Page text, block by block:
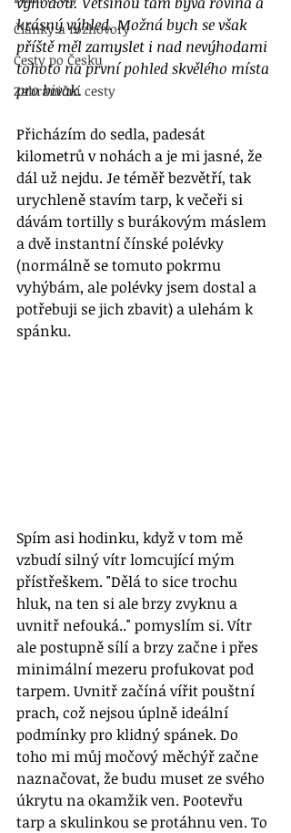
Články a rozhovory
Cesty po Česku
Zahraniční cesty
krásný výhled. Možná bych se však
příště měl zamyslet i nad nevýhodami
tohoto na první pohled skvělého místa
pro bivak.
Přicházím do sedla, padesát
kilometrů v nohách a je mi jasné, že
dál už nejdu. Je téměř bezvětří, tak
urychleně stavím tarp, k večeři si
dávám tortilly s burákovým máslem
a dvě instantní čínské polévky
(normálně se tomuto pokrmu
vyhýbám, ale polévky jsem dostal a
potřebuji se jich zbavit) a ulehám k
spánku.
Spím asi hodinku, když v tom mě
vzbudí silný vítr lomcující mým
přístřeškem. "Dělá to sice trochu
hluk, na ten si ale brzy zvyknu a
uvnitř nefouká.." pomyslím si. Vítr
ale postupně sílí a brzy začne i přes
minimální mezeru profukovat pod
tarpem. Uvnitř začíná vířit pouštní
prach, což nejsou úplně ideální
podmínky pro klidný spánek. Do
toho mi můj močový měchýř začne
naznačovat, že budu muset ze svého
úkrytu na okamžik ven. Pootevřu
tarp a skulinkou se protáhnu ven. To